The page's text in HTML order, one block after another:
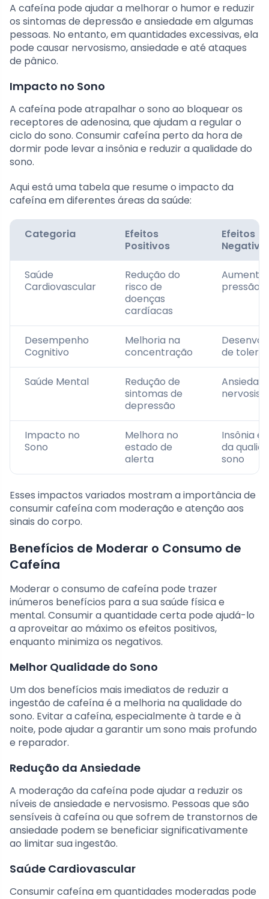
A cafeína pode ajudar a melhorar o humor e reduzir
os sintomas de depressão e ansiedade em algumas
pessoas. No entanto, em quantidades excessivas, ela
pode causar nervosismo, ansiedade e até ataques
de pânico.
Impacto no Sono
A cafeína pode atrapalhar o sono ao bloquear os
receptores de adenosina, que ajudam a regular o
ciclo do sono. Consumir cafeína perto da hora de
dormir pode levar a insônia e reduzir a qualidade do
sono.
Aqui está uma tabela que resume o impacto da
cafeína em diferentes áreas da saúde:
Categoria
Efeitos
Positivos
Efeitos
Saúde
Cardiovascular
Redução do
risco de
doenças
cardíacas
Aumento
pressão
Desempenho
Cognitivo
Melhoria na
concentração
de
Saúde Mental
Redução de
sintomas de
depressão
Impacto no
Sono
Melhora no
estado de
alerta
Insônia e
da
sono
Esses impactos variados mostram a importância de
consumir cafeína com moderação e atenção aos
sinais do corpo.
Benefícios de Moderar o Consumo de
Cafeína
Moderar o consumo de cafeína pode trazer
inúmeros benefícios para a sua saúde física e
mental. Consumir a quantidade certa pode ajudá-lo
a aproveitar ao máximo os efeitos positivos,
enquanto minimiza os negativos.
Melhor Qualidade do Sono
Um dos benefícios mais imediatos de reduzir a
ingestão de cafeína é a melhoria na qualidade do
sono. Evitar a cafeína, especialmente à tarde e à
noite, pode ajudar a garantir um sono mais profundo
e reparador.
Redução da Ansiedade
A moderação da cafeína pode ajudar a reduzir os
níveis de ansiedade e nervosismo. Pessoas que são
sensíveis à cafeína ou que sofrem de transtornos de
ansiedade podem se beneficiar significativamente
ao limitar sua ingestão.
Saúde Cardiovascular
Consumir cafeína em quantidades moderadas pode